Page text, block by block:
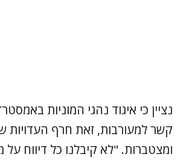
נציין כי איגוד נהגי המוניות
קשר למעורבות, זאת חרף העדויות
ומצטברות. "לא קיבלנו כל דיווח על